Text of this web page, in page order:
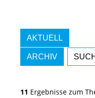
AKTUELL
ARCHIV
11 Ergebnisse zum